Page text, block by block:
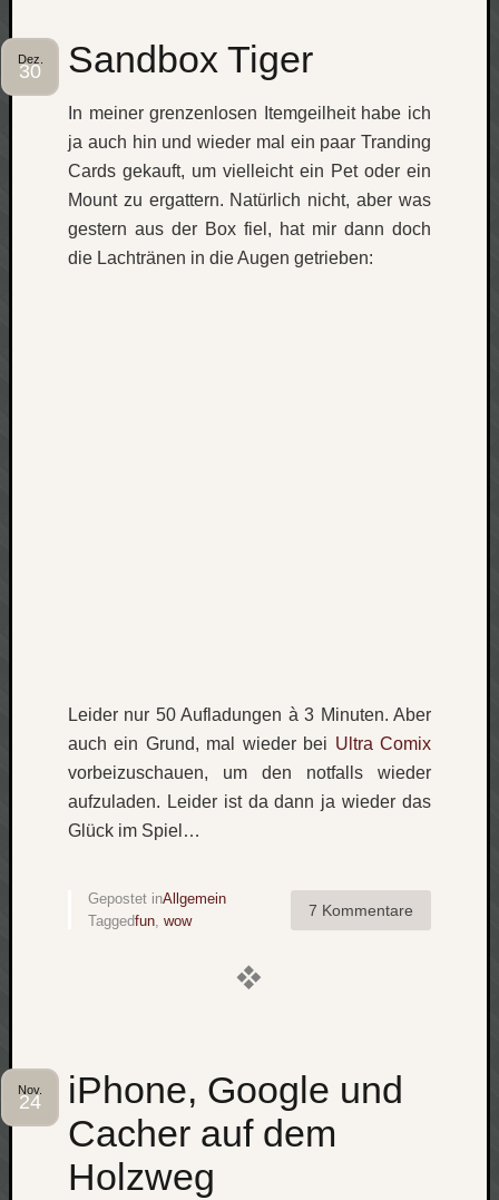
Sandbox Tiger
Dez.
30
In meiner grenzenlosen Itemgeilheit habe ich
ja auch hin und wieder mal ein paar Tranding
Cards gekauft, um vielleicht ein Pet oder ein
Mount zu ergattern. Natürlich nicht, aber was
gestern aus der Box fiel, hat mir dann doch
die Lachtränen in die Augen getrieben:
Leider nur 50 Aufladungen à 3 Minuten. Aber
auch ein Grund, mal wieder bei Ultra Comix
vorbeizuschauen, um den notfalls wieder
aufzuladen. Leider ist da dann ja wieder das
Glück im Spiel…
7 Kommentare
Gepostet inAllgemein
Taggedfun, wow
iPhone, Google und
Cacher auf dem
Holzweg
Nov.
24